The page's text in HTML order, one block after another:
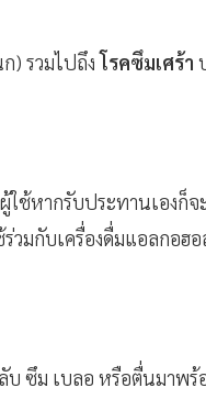
) รวมไปถึงโรคซึมเศร้า
ช้หากรับประทานเองก็จ
วมกับเครื่องดื่มแอลกอฮ
บ ซึม เบลอ หรือตื่นมาพร้